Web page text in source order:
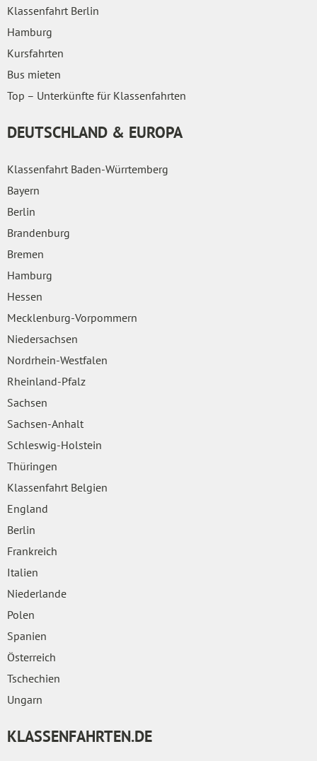
Klassenfahrt Berlin
Hamburg
Kursfahrten
Bus mieten
Top – Unterkünfte für Klassenfahrten
DEUTSCHLAND & EUROPA
Klassenfahrt Baden-Würrtemberg
Bayern
Berlin
Brandenburg
Bremen
Hamburg
Hessen
Mecklenburg-Vorpommern
Niedersachsen
Nordrhein-Westfalen
Rheinland-Pfalz
Sachsen
Sachsen-Anhalt
Schleswig-Holstein
Thüringen
Klassenfahrt Belgien
England
Berlin
Frankreich
Italien
Niederlande
Polen
Spanien
Österreich
Tschechien
Ungarn
KLASSENFAHRTEN.DE